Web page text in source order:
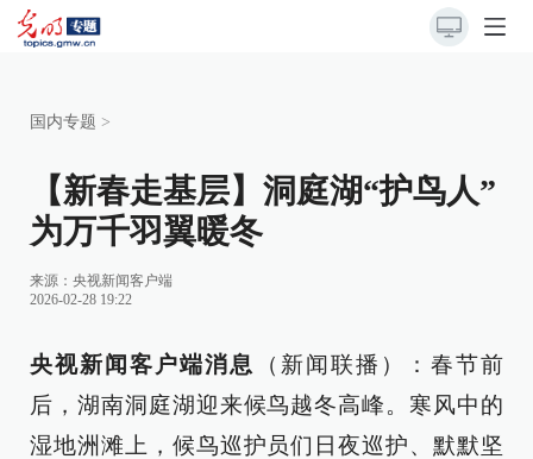
国内专题 >
【新春走基层】洞庭湖“护鸟人”
为万千羽翼暖冬
来源： 央视新闻客户端
2026-02-28 19:22
央视新闻客户端消息
（新闻联播）：春节前
后，湖南洞庭湖迎来候鸟越冬高峰。寒风中的
湿地洲滩上，候鸟巡护员们日夜巡护、默默坚